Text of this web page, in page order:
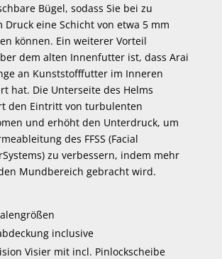
Bügel, sodass Sie bei zu
Druck eine Schicht von etwa 5 mm
können. Ein weiterer Vorteil
dem alten Innenfutter ist, dass Arai
an Kunststofffutter im Inneren
hat. Die Unterseite des Helms
den Eintritt von turbulenten
und erhöht den Unterdruck, um
des FFSS (Facial
zu verbessern, indem mehr
Mundbereich gebracht wird.
inclusive
Visier mit incl. Pinlockscheibe